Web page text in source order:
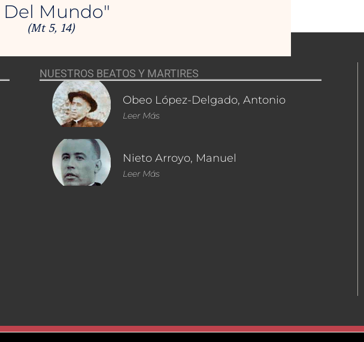
Del Mundo"
(Mt 5, 14)
NUESTROS BEATOS Y MARTIRES
Obeo López-Delgado, Antonio
Leer Más
Nieto Arroyo, Manuel
Leer Más